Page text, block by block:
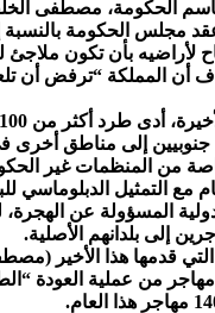
باسم الحكومة، مصطفى
مجلس الحكومة بالنسبة
لأراضيه بأن تكون ملاجئ
أن المملكة “ترفض أن
إلى مناطق أخرى
من المنظمات غير
مع التمثيل الدبلوماسي
المسؤولة عن الهجرة،
إلى بلدانهم الأصلية.
التي قدمها هذا الأخير